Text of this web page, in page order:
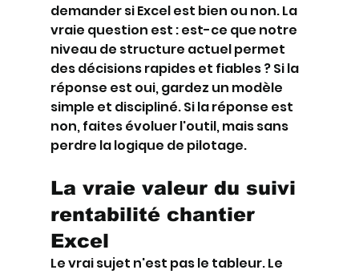
demander si Excel est bien ou non. La
vraie question est : est-ce que notre
niveau de structure actuel permet
des décisions rapides et fiables ? Si la
réponse est oui, gardez un modèle
simple et discipliné. Si la réponse est
non, faites évoluer l'outil, mais sans
perdre la logique de pilotage.
La vraie valeur du suivi
rentabilité chantier
Excel
Le vrai sujet n'est pas le tableur. Le